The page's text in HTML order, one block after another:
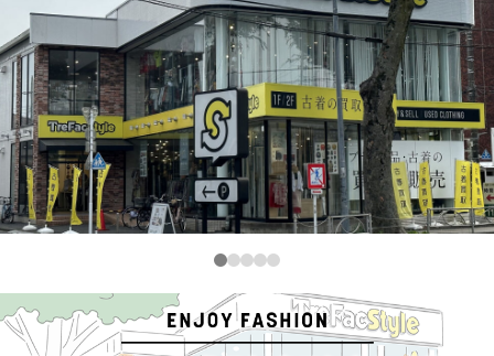
2020(240)
2019(310)
2018(260)
2017(241)
2016(456)